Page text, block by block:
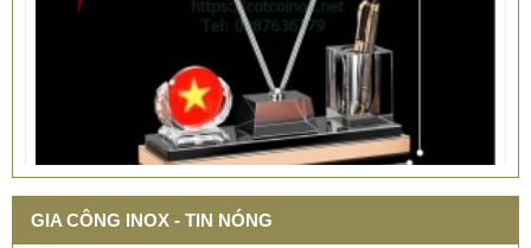
GIA CÔNG INOX - TIN NÓNG